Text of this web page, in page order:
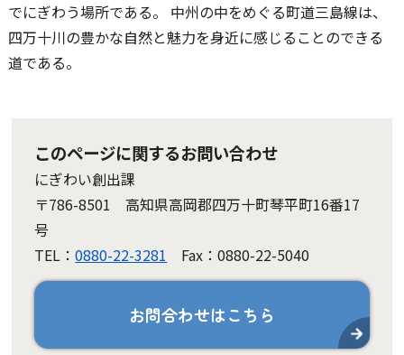
でにぎわう場所である。 中州の中をめぐる町道三島線は、
四万十川の豊かな自然と魅力を身近に感じることのできる
道である。
このページに関するお問い合わせ
にぎわい創出課
〒786-8501 高知県高岡郡四万十町琴平町16番17
号
TEL：0880-22-3281 Fax：0880-22-5040
お問合わせはこちら